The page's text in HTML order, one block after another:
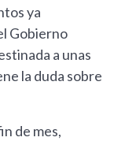
ya
Gobierno
a unas
la duda sobre
de mes,